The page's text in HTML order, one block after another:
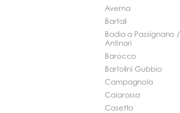
Averna
Bartali
Badia a Passignano /
Antinori
Barocco
Bartolini Gubbio
Campagnola
Caiarossa
Casetta